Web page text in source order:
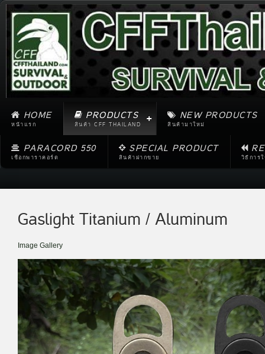
HOME
หน้าแรก
PRODUCTS
สินค้า CFF THAILAND
NEW PRODUCTS
สินค้ามาใหม่
PARACORD 550
เชือกพาราคอร์ด
SPECIAL PRODUCT
สินค้าฝากขาย วิธีการ
Gaslight Titanium / Aluminum
Image Gallery